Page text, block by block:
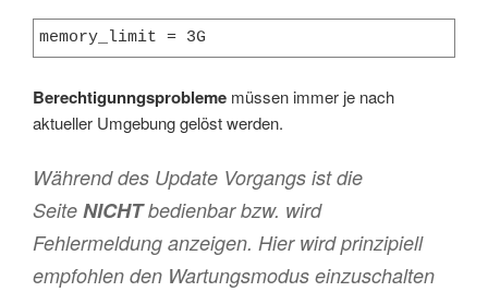
memory_limit = 3G
Berechtigunngsprobleme müssen immer je nach
aktueller Umgebung gelöst werden.
Während des Update Vorgangs ist die
Seite NICHTbedienbar bzw. wird
Fehlermeldung anzeigen. Hier wird prinzipiell
empfohlen den Wartungsmodus einzuschalten